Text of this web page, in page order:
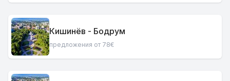
Кишинёв - Бодрум
предложения от 78€